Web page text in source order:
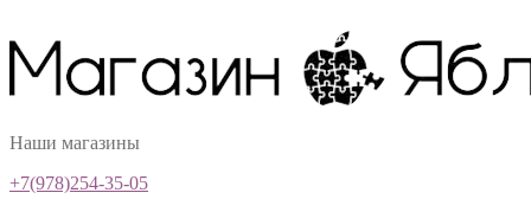
Наши магазины
+7(978)254-35-05